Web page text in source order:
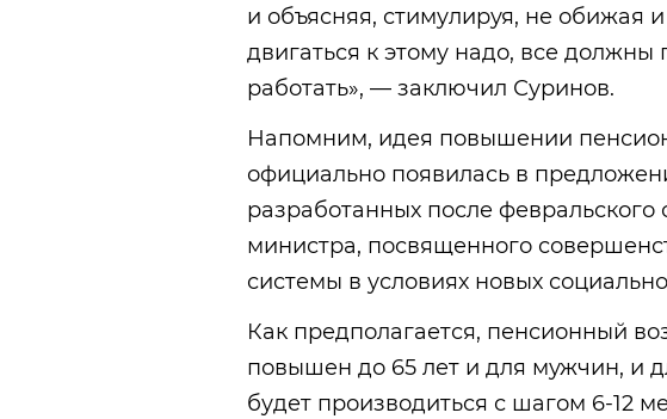
и объясняя, стимулируя, не обижая
двигаться к этому надо, все должны
работать», — заключил Суринов.
Напомним, идея повышении
официально появилась в
разработанных после
министра, посвященного
системы в условиях новых
Как предполагается, пенсионный
повышен до 65 лет и для мужчин, и
будет производиться с шагом 6-12